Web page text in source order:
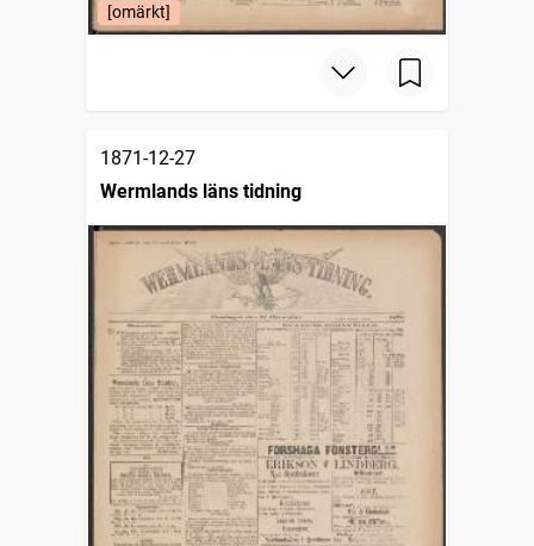
[omärkt]
1871-12-27
Wermlands läns tidning